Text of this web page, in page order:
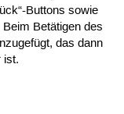
Buttons sowie
Betätigen des
das dann
ist.